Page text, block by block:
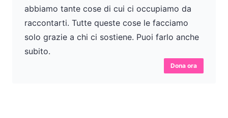
abbiamo tante cose di cui ci occupiamo da
raccontarti. Tutte queste cose le facciamo
solo grazie a chi ci sostiene. Puoi farlo anche
subito.
Dona ora